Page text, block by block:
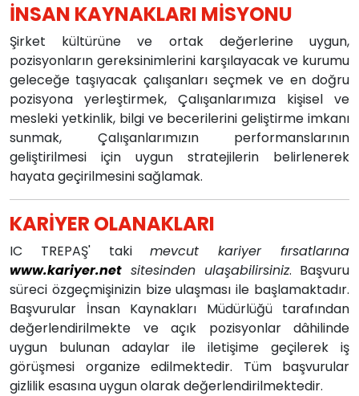
İNSAN KAYNAKLARI MİSYONU
Şirket kültürüne ve ortak değerlerine uygun,
pozisyonların gereksinimlerini karşılayacak ve kurumu
geleceğe taşıyacak çalışanları seçmek ve en doğru
pozisyona yerleştirmek, Çalışanlarımıza kişisel ve
mesleki yetkinlik, bilgi ve becerilerini geliştirme imkanı
sunmak, Çalışanlarımızın performanslarının
geliştirilmesi için uygun stratejilerin belirlenerek
hayata geçirilmesini sağlamak.
KARİYER OLANAKLARI
IC TREPAŞ' takimevcut kariyer fırsatlarına
www.kariyer.net sitesinden ulaşabilirsiniz. Başvuru
süreci özgeçmişinizin bize ulaşması ile başlamaktadır.
Başvurular İnsan Kaynakları Müdürlüğü tarafından
değerlendirilmekte ve açık pozisyonlar dâhilinde
uygun bulunan adaylar ile iletişime geçilerek iş
görüşmesi organize edilmektedir. Tüm başvurular
gizlilik esasına uygun olarak değerlendirilmektedir.